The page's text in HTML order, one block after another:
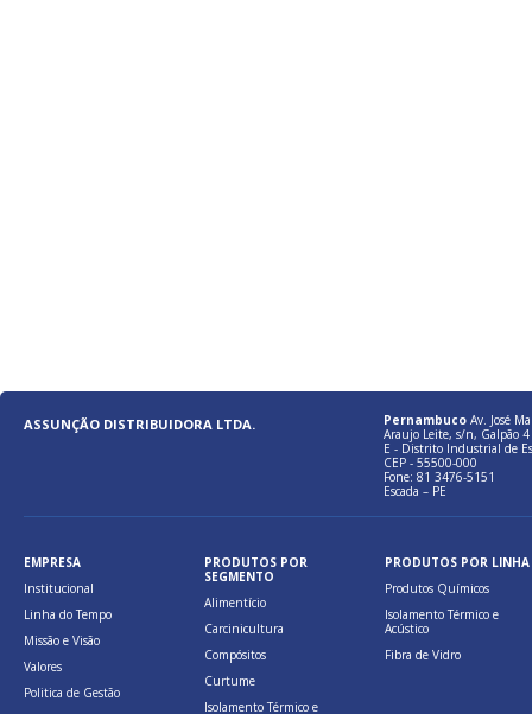
ASSUNÇÃO DISTRIBUIDORA LTDA. Pernambuco Av. José
Araujo Leite, s/n, Galpão 4
E - Distrito Industrial de
CEP - 55500-000
Fone: 81 3476-5151
Escada – PE
EMPRESA
Institucional
Linha do Tempo
Missão e Visão
Valores
Politica de Gestão
PRODUTOS POR
SEGMENTO
Alimentício
Carcinicultura
Compósitos
Curtume
Isolamento Térmico e
PRODUTOS POR LINHA
Produtos Químicos
Isolamento Térmico e
Acústico
Fibra de Vidro